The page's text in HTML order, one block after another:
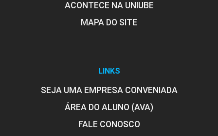
ACONTECE NA UNIUBE
MAPA DO SITE
LINKS
SEJA UMA EMPRESA CONVENIADA
ÁREA DO ALUNO (AVA)
FALE CONOSCO